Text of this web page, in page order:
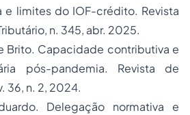
e limites do IOF-crédito. Revista
, n. 345, abr. 2025.
Brito. Capacidade contributiva e
pós-pandemia. Revista de
36, n. 2, 2024.
Delegação normativa e